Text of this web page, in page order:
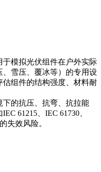
模拟光伏组件在户外实际
雪压、覆冰等）的专用设
组件的结构强度、材料耐
的抗压、抗弯、抗拉能
61215、IEC 61730、
失效风险。